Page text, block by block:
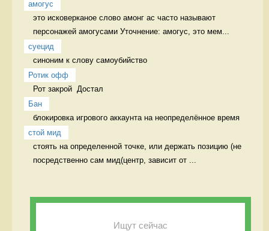
амогус
это исковерканое слово амонг ас часто называют
персонажей амогусами Уточнение: амогус, это мем...
суецид
синоним к слову самоубийство
Ротик офф
Рот закрой  Достал
Бан
блокировка игрового аккаунта на неопределённое время
стой мид
стоять на определенной точке, или держать позицию (не
посредственно сам мид(центр, зависит от ...
Ищут сейчас